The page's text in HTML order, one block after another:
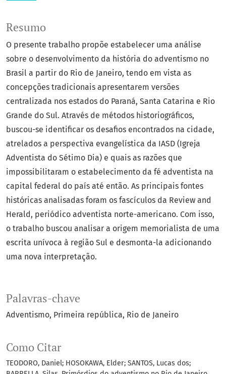
Palavras-chave
Adventismo Primeira república Rio de Janeiro
Como Citar
TEODORO, Daniel; HOSOKAWA, Elder; SANTOS, Lucas dos;
Resumo
O presente trabalho propõe estabelecer uma análise
sobre o desenvolvimento da história do adventismo no
Brasil a partir do Rio de Janeiro, tendo em vista as
concepções tradicionais apresentarem versões
centralizada nos estados do Paraná, Santa Catarina e Rio
Grande do Sul. Através de métodos historiográficos,
buscou-se identificar os desafios encontrados na cidade,
atrelados a perspectiva evangelística da IASD (Igreja
Adventista do Sétimo Dia) e quais as razões que
impossibilitaram o estabelecimento da fé adventista na
capital federal do país até então. As principais fontes
históricas analisadas foram os fascículos da Review and
Herald, periódico adventista norte-americano. Com isso,
o trabalho buscou analisar a origem memorialista de uma
escrita unívoca à região Sul e desmonta-la adicionando
uma nova interpretação.